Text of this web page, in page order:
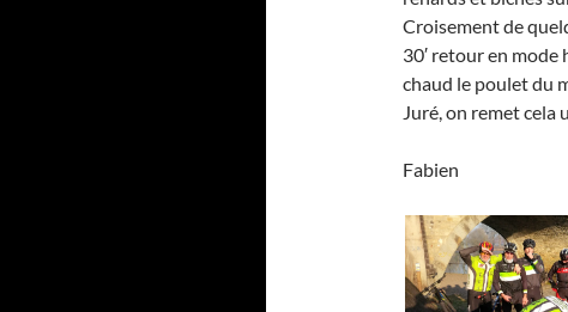
Croisement de
30′ retour en
chaud le poulet du
Juré, on remet cela
Fabien